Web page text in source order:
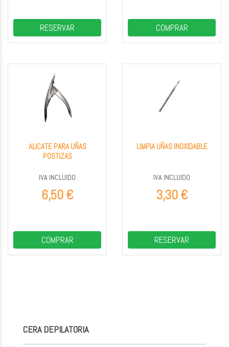
RESERVAR COMPRAR
ALICATE PARA UÑAS
POSTIZAS
IVA INCLUIDO
6,50 €
COMPRAR
LIMPIA UÑAS INOXIDABLE
IVA INCLUIDO
3,30 €
RESERVAR
CERA DEPILATORIA